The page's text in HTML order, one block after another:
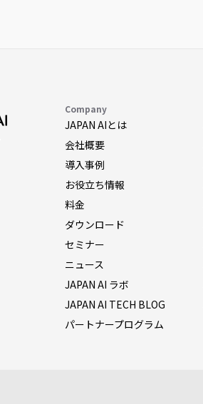
Company
JAPAN AIとは
会社概要
導入事例
お役立ち情報
料金
ダウンロード
セミナー
ニュース
JAPAN AI ラボ
JAPAN AI TECH BLOG
パートナープログラム